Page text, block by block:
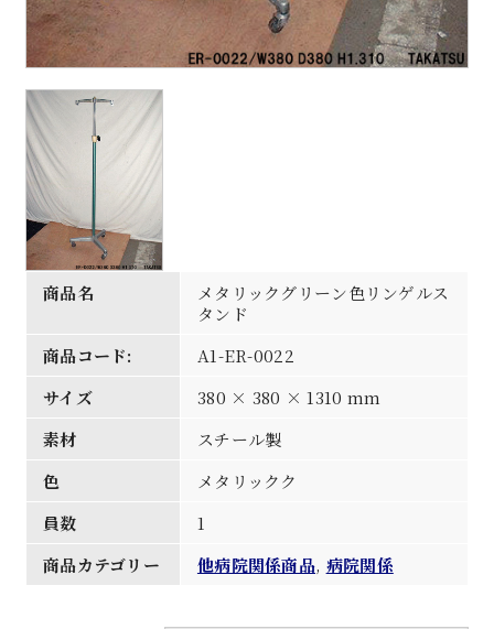
商品名
メタリックグリーン色リンゲルス
タンド
商品コード:
A1-ER-0022
サイズ
380 × 380 × 1310 mm
素材
スチール製
色
メタリックク
員数
1
商品カテゴリー
他病院関係商品, 病院関係